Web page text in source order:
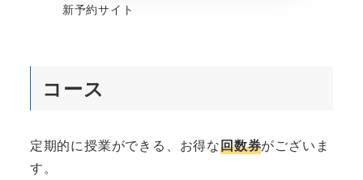
新予約サイト
コース
定期的に授業ができる、お得な回数券がございま
す。